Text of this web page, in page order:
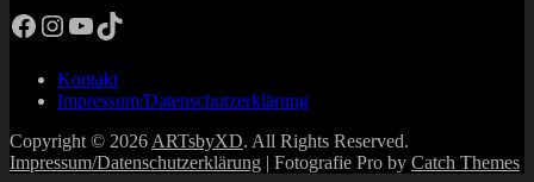
Facebook
Instagram
YouTube
TikTok
Kontakt
Impressum/Datenschutzerklärung
Copyright © 2026 ARTsbyXD. All Rights Reserved.
Impressum/Datenschutzerklärung | Fotografie Pro by Catch Themes